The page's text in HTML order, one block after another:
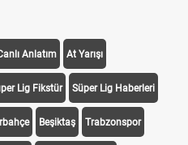
Anlatım At Yarışı
Lig Fikstür Süper Lig Haberleri
Beşiktaş Trabzonspor